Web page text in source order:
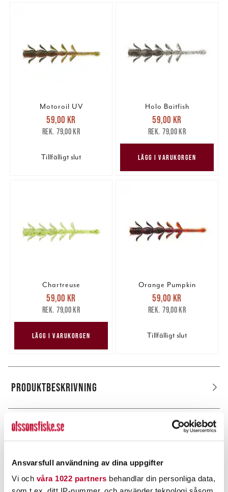
Ansvarsfull användning av dina uppgifter
Vi och våra 1022 partners behandlar din personliga data,
Motoroil UV
Nuvarande pris
59,00 krTidigare pris
79,00 kr
59,00 kr
79,00 kr
Tillfälligt slut
Holo Baitfish
Nuvarande pris
59,00 krTidigare pris
79,00 kr
59,00 kr
79,00 kr
LÄGG I VARUKORGEN
Chartreuse
Nuvarande pris
59,00 krTidigare pris
79,00 kr
59,00 kr
79,00 kr
LÄGG I VARUKORGEN
Orange Pumpkin
Nuvarande pris
59,00 krTidigare pris
79,00 kr
59,00 kr
79,00 kr
Tillfälligt slut
PRODUKTBESKRIVNING